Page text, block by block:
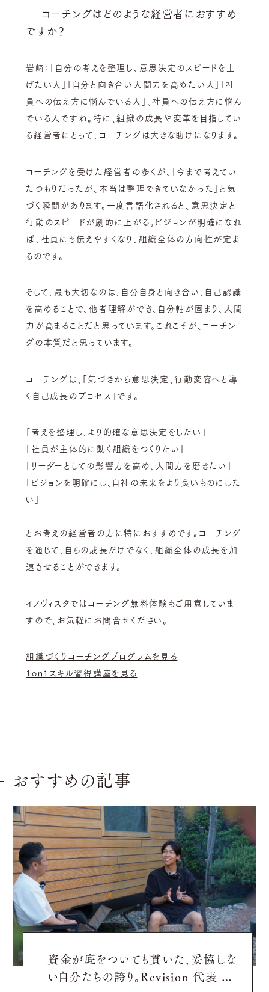
─ コーチングはどのような経営者におすすめ
ですか？
岩﨑： 「自分の考えを整理し、意思決定のスピードを上
げたい人」「自分と向き合い人間力を高めたい人」「社
員への伝え方に悩んでいる人」 、社員への伝え方に悩ん
でいる人ですね。特に、組織の成長や変革を目指してい
る経営者にとって、コーチングは大きな助けになります。
コーチングを受けた経営者の多くが、「今まで考えてい
たつもりだったが、本当は整理できていなかった」と気
づく瞬間があります。一度言語化されると、意思決定と
行動のスピードが劇的に上がる。ビジョンが明確になれ
ば、社員にも伝えやすくなり、組織全体の方向性が定ま
るのです。
そして、最も大切なのは、自分自身と向き合い、自己認識
を高めることで、他者理解ができ、自分軸が固まり、人間
力が高まることだと思っています。これこそが、コーチン
グの本質だと思っています。
コーチングは、「気づきから意思決定、行動変容へと導
く自己成長のプロセス」です。
「考えを整理し、より的確な意思決定をしたい」
「社員が主体的に動く組織をつくりたい」
「リーダーとしての影響力を高め、人間力を磨きたい」
「ビジョンを明確にし、自社の未来をより良いものにした
い」
とお考えの経営者の方に特におすすめです。コーチング
を通じて、自らの成長だけでなく、組織全体の成長を加
速させることができます。
イノヴィスタではコーチング無料体験もご用意していま
すので、お気軽にお問合せください。
組織づくりコーチングプログラムを見る
1on1スキル習得講座を見る
おすすめの記事
資金が底をついても貫いた、妥協しな
い自分たちの誇り。Revision 代表 山